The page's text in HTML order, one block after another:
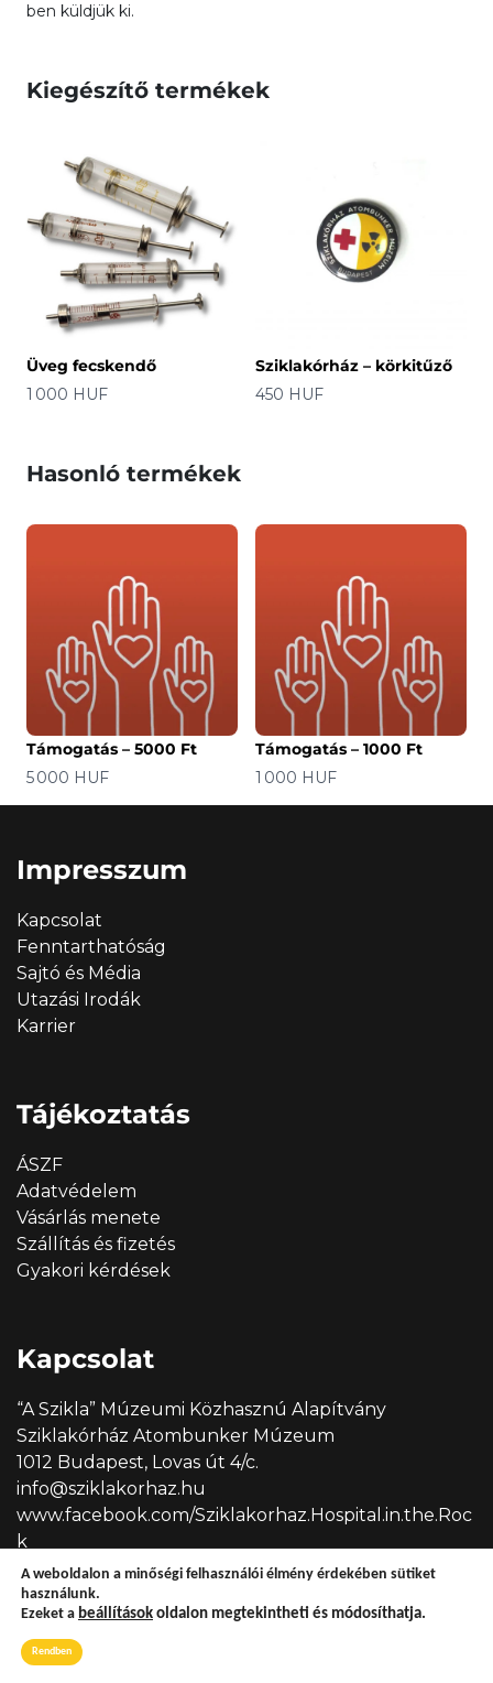
ben küldjük ki.
Kiegészítő termékek
Üveg fecskendő
Ár
1 000 HUF
Sziklakórház – körkitűző
Ár
450 HUF
Hasonló termékek
Támogatás – 5000 Ft
Ár
5 000 HUF
Támogatás – 1000 Ft
Ár
1 000 HUF
Impresszum
Kapcsolat
Fenntarthatóság
Sajtó és Média
Utazási Irodák
Karrier
Tájékoztatás
ÁSZF
Adatvédelem
Vásárlás menete
Szállítás és fizetés
Gyakori kérdések
Kapcsolat
“A Szikla” Múzeumi Közhasznú Alapítvány
Sziklakórház Atombunker Múzeum
1012 Budapest, Lovas út 4/c.
info@sziklakorhaz.hu
www.facebook.com/Sziklakorhaz.Hospital.in.the.Roc
k
A weboldalon a minőségi felhasználói élmény érdekében sütiket
használunk.
Ezeket a beállítások oldalon megtekintheti és módosíthatja.
Rendben